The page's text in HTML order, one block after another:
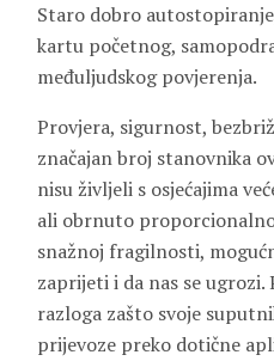
Staro dobro
kartu početnog,
međuljudskog povjerenja.
Provjera, sigurnost,
značajan broj stanovnika
nisu življeli s osjećajima
ali obrnuto
snažnoj fragilnosti,
zaprijeti i da nas se ugrozi.
razloga zašto svoje
prijevoze preko dotične